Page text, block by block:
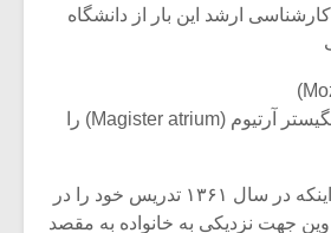
ارشد این بار از دانشگاه
نایل گردیدو سمت مگیستر آرتیوم (Magister atrium) را
فیروزه نوائی بعد از اینکه در سال ۱۳۶۱ تدریس خود را در
جهت نزدیکی به خانواده به مقصد